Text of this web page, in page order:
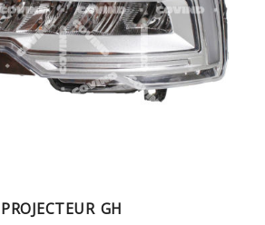
PROJECTEUR GH